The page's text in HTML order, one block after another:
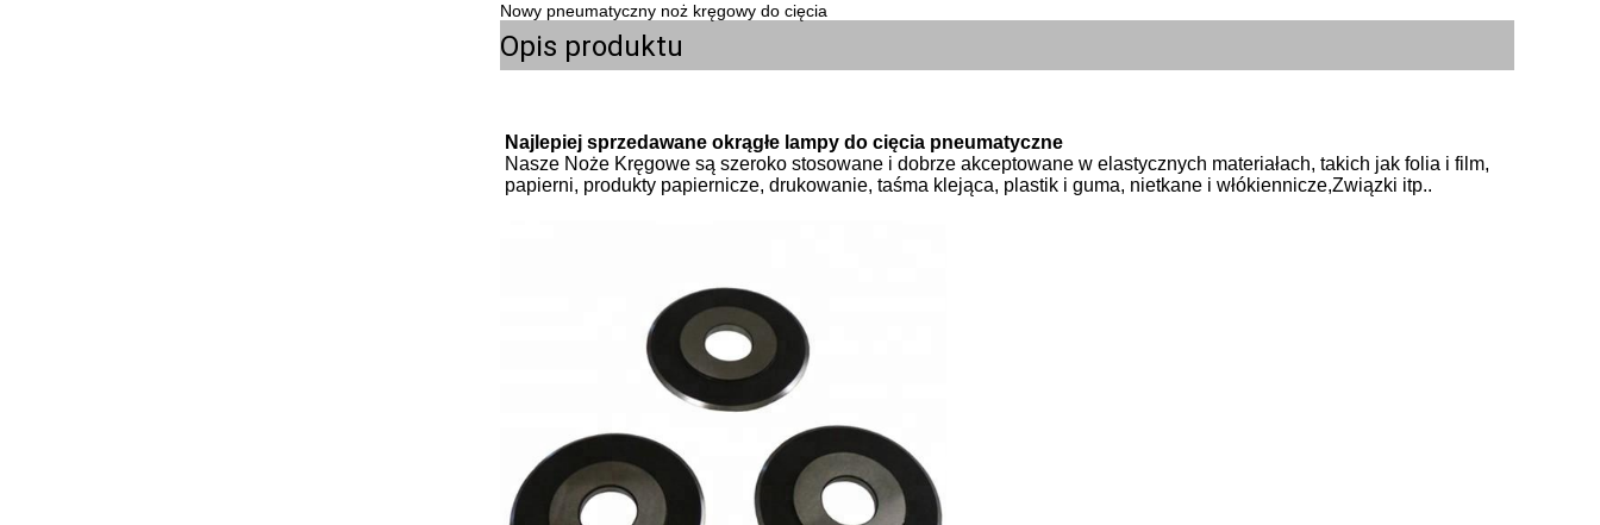
Nowy pneumatyczny noż kręgowy do cięcia
Opis produktu
Najlepiej sprzedawane okrągłe lampy do cięcia pneumatyczne
Nasze Noże Kręgowe są szeroko stosowane i dobrze akceptowane w elastycznych materiałach, takich jak folia i film,
papierni, produkty papiernicze, drukowanie, taśma klejąca, plastik i guma, nietkane i włókiennicze,Związki itp..